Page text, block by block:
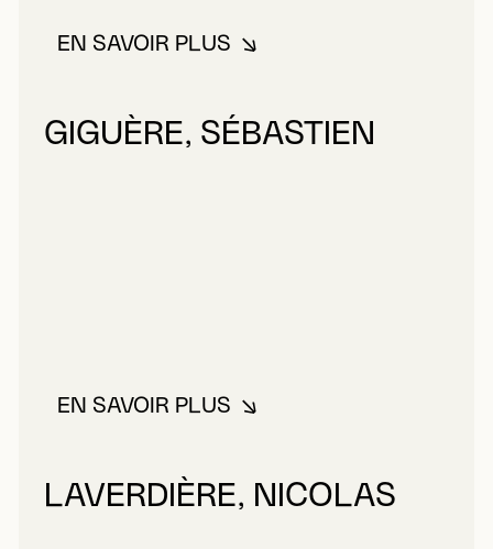
EN SAVOIR PLUSÀ PROPOS DE BILODEAU,
GIGUÈRE, SÉBASTIEN
EN SAVOIR PLUSÀ PROPOS DE GIGUÈRE,
LAVERDIÈRE, NICOLAS